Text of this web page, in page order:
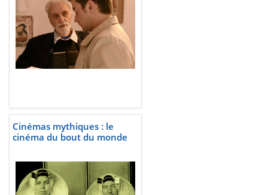
Cinémas mythiques : le
cinéma du bout du monde